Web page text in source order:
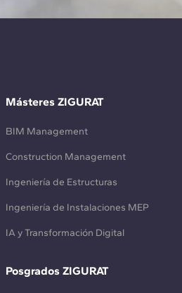
Másteres ZIGURAT
BIM Management
Construction Management
Ingeniería de Estructuras
Ingeniería de Instalaciones MEP
IA y Transformación Digital
Posgrados ZIGURAT